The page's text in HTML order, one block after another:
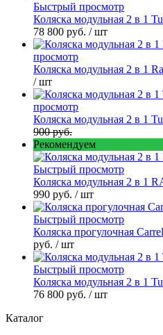
Быстрый просмотр
Коляска модульная 2 в 1
78 800 руб. / шт
просмотр
Коляска модульная 2 в 1
/ шт
просмотр
Коляска модульная 2 в 1
900 руб.
Рекомендуем
Быстрый просмотр
Коляска модульная 2 в 1
990 руб. / шт
Быстрый просмотр
Коляска прогулочная
руб. / шт
Быстрый просмотр
Коляска модульная 2 в 1
76 800 руб. / шт
Каталог